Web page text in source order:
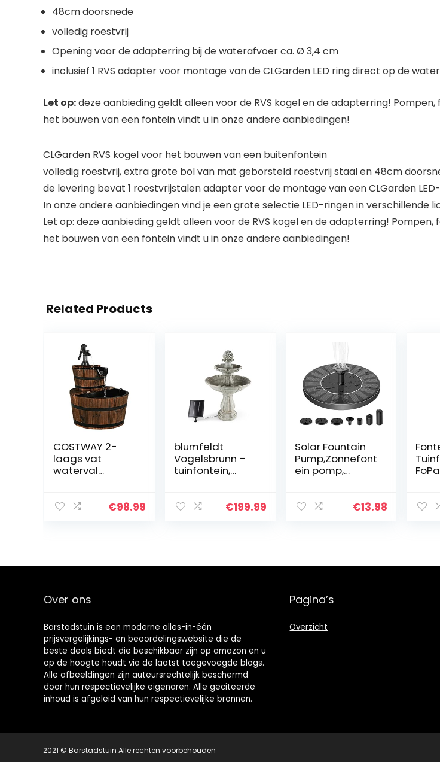
48cm doorsnede
volledig roestvrij
Opening voor de adapterring bij de waterafvoer ca. Ø 3,4 cm
inclusief 1 RVS adapter voor montage van de CLGarden LED ring direct op de
Let op:deze aanbieding geldt alleen voor de RVS kogel en de adapterring!
het bouwen van een fontein vindt u in onze andere aanbiedingen!
CLGarden RVS kogel voor het bouwen van een buitenfontein
volledig roestvrij, extra grote bol van mat geborsteld roestvrij staal en 48cm
de levering bevat 1 roestvrijstalen adapter voor de montage van een CLGarden
In onze andere aanbiedingen vind je een grote selectie LED-ringen in verschillende
Let op: deze aanbieding geldt alleen voor de RVS kogel en de adapterring!
het bouwen van een fontein vindt u in onze andere aanbiedingen!
Related Products
COSTWAY 2-
laags vat
waterval
fontein met
buiten…
€98.99
blumfeldt
Vogelsbrunn –
tuinfontein,
fontein,
pomp, 250…
€199.99
Solar Fountain
Pump,Zonnefont
ein pomp,
vogelbad,
€13.98
Over ons
Barstadstuin is een moderne alles-in-één
prijsvergelijkings- en beoordelingswebsite die de
beste deals biedt die beschikbaar zijn op amazon en u
op de hoogte houdt via de laatst toegevoegde blogs.
Alle afbeeldingen zijn auteursrechtelijk beschermd
door hun respectievelijke eigenaren. Alle geciteerde
inhoud is afgeleid van hun respectievelijke bronnen.
Pagina’s
Overzicht
2021 © Barstadstuin Alle rechten voorbehouden